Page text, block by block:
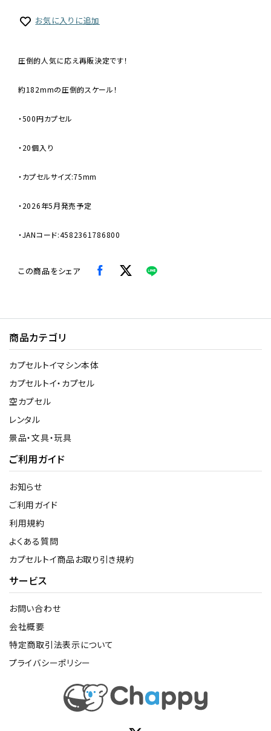
お気に入りに追加
圧倒的人気に応え再販決定です！
約182mmの圧倒的スケール！
・500円カプセル
・20個入り
・カプセルサイズ:75mm
・2026年5月発売予定
・JANコード:4582361786800
この商品をシェア
商品カテゴリ
カプセルトイマシン本体
カプセルトイ・カプセル
空カプセル
レンタル
景品・文具・玩具
ご利用ガイド
お知らせ
ご利用ガイド
利用規約
よくある質問
カプセルトイ商品お取り引き規約
サービス
お問い合わせ
会社概要
特定商取引法表示について
プライバシーポリシー